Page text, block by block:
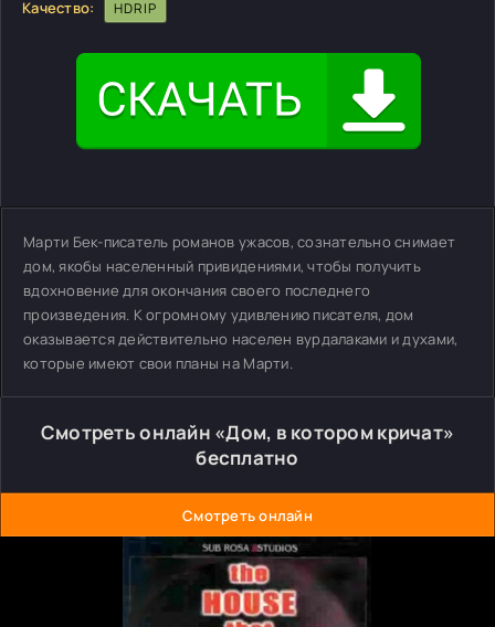
Качество: HDRIP
Марти Бек-писатель романов ужасов, сознательно снимает
дом, якобы населенный привидениями, чтобы получить
вдохновение для окончания своего последнего
произведения. К огромному удивлению писателя, дом
оказывается действительно населен вурдалаками и духами,
которые имеют свои планы на Марти.
Смотреть онлайн «Дом, в котором кричат»
бесплатно
Смотреть онлайн